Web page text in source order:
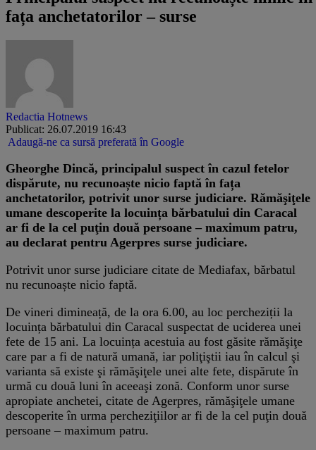
fața anchetatorilor – surse
Redactia Hotnews
Publicat: 26.07.2019 16:43
Adaugă-ne ca sursă preferată în Google
Gheorghe Dincă, principalul suspect în cazul fetelor
dispărute, nu recunoaște nicio faptă în fața
anchetatorilor, potrivit unor surse judiciare. Rămăşiţele
umane descoperite la locuința bărbatului din Caracal
ar fi de la cel puţin două persoane – maximum patru,
au declarat pentru Agerpres surse judiciare.
Potrivit unor surse judiciare citate de Mediafax, bărbatul
nu recunoaște nicio faptă.
De vineri dimineață, de la ora 6.00, au loc percheziții la
locuința bărbatului din Caracal suspectat de uciderea unei
fete de 15 ani. La locuința acestuia au fost găsite rămăşiţe
care par a fi de natură umană, iar poliţiştii iau în calcul şi
varianta să existe şi rămăşiţele unei alte fete, dispărute în
urmă cu două luni în aceeaşi zonă. Conform unor surse
apropiate anchetei, citate de Agerpres, rămăşiţele umane
descoperite în urma percheziţiilor ar fi de la cel puţin două
persoane – maximum patru.